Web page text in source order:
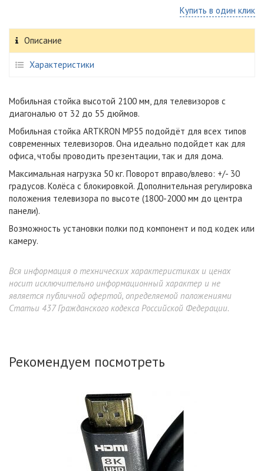
Купить в один клик
Описание
Характеристики
Мобильная стойка высотой 2100 мм, для телевизоров с
диагональю от 32 до 55 дюймов.
Мобильная стойка ARTKRON MP55 подойдёт для всех типов
современных телевизоров. Она идеально подойдет как для
офиса, чтобы проводить презентации, так и для дома.
Максимальная нагрузка 50 кг. Поворот вправо/влево: +/- 30
градусов. Колёса с блокировкой. Дополнительная регулировка
положения телевизора по высоте (1800-2000 мм до центра
панели).
Возможность установки полки под компонент и под кодек или
камеру.
Вся информация о технических характеристиках и ценах
носит исключительно информационный характер и не
является публичной офертой, определяемой положениями
Статьи 437 Гражданского кодекса Российской Федерации.
Рекомендуем посмотреть